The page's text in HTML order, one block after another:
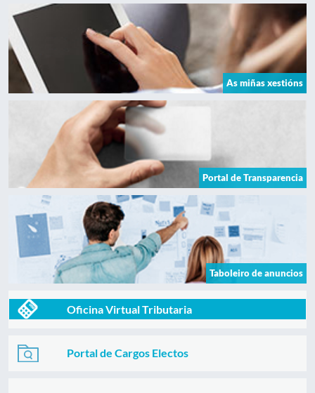
As miñas xestións
Portal de Transparencia
Taboleiro de anuncios
Oficina Virtual Tributaria
Portal de Cargos Electos